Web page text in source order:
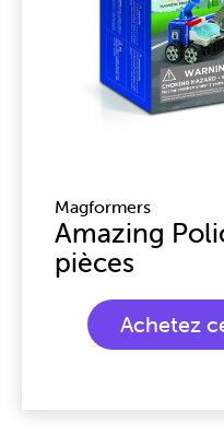
Magformers
Amazing
pièces
Achetez